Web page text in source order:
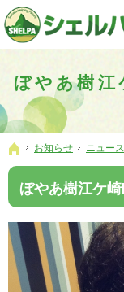
ぼやあ樹
介護の「通い・泊まり・訪問」
横浜市神奈川区 事業所数No,1の
ホーム
お知らせ ニュース
ぼやあ樹江ケ